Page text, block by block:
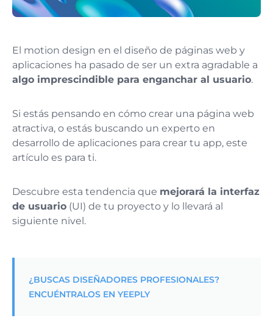
El motion design en el diseño de páginas web y
aplicaciones ha pasado de ser un extra agradable a
algo imprescindible para enganchar al usuario.
Si estás pensando en cómo crear una página web
atractiva, o estás buscando un experto en
desarrollo de aplicaciones para crear tu app, este
artículo es para ti.
Descubre esta tendencia que mejorará la interfaz
de usuario (UI) de tu proyecto y lo llevará al
siguiente nivel.
¿BUSCAS DISEÑADORES PROFESIONALES?
ENCUÉNTRALOS EN YEEPLY